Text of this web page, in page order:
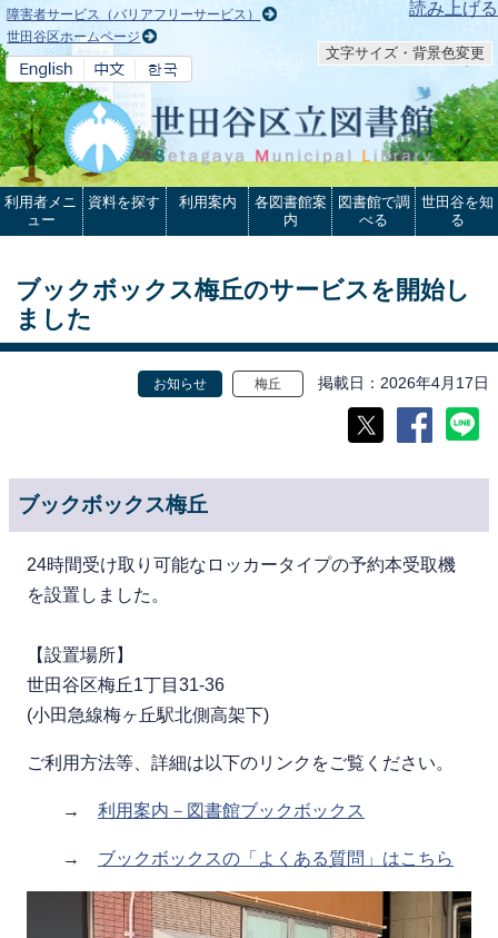
本文へ 読み上げる
障害者サービス（バリアフリーサービス）
世田谷区ホームページ
文字サイズ・背景色変更
利用者メニ
ュー
資料を探す 利用案内
各図書館案
内
図書館で調
べる
世田谷を知
る
ブックボックス梅丘のサービスを開始し
ました
お知らせ 梅丘 掲載日 2026年4月17日
ブックボックス梅丘
24時間受け取り可能なロッカータイプの予約本受取機
を設置しました。
【設置場所】
世田谷区梅丘1丁目31-36
(小田急線梅ヶ丘駅北側高架下)
ご利用方法等、詳細は以下のリンクをご覧ください。
→ 利用案内－図書館ブックボックス
→ ブックボックスの「よくある質問」はこちら